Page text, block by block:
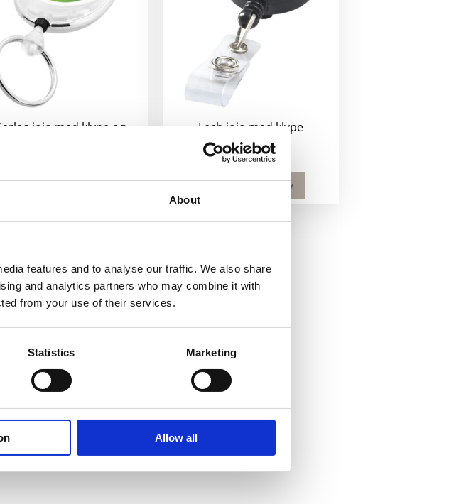
About
features and to analyse our traffic. We also share
and analytics partners who may combine it with
from your use of their services.
Statistics Marketing
Allow all
jojo med klype og Lech jojo med klype
5kr–11kr
Velg alternativ